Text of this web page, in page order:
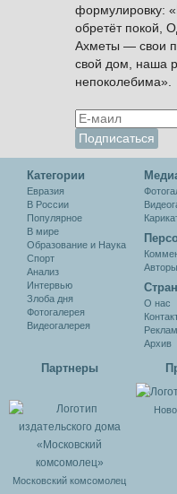
формулировку:
обретёт покой,
Ахметы — свои
свой дом, наша
Категории
Евразия
В России
Популярное
В мире
Образование и Наука
Спорт
Анализ
Интервью
Злоба дня
Фотогалерея
Видеогалерея
Авторы
О нас
Архив
Партнеры
Московский комсомолец